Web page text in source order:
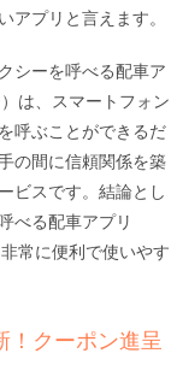
アプリと言えます。
シーを呼べる配車ア
は、スマートフォン
呼ぶことができるだ
の間に信頼関係を築
ビスです。結論とし
べる配車アプリ
常に便利で使いやす
！クーポン進呈